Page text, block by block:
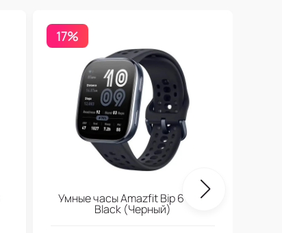
17%
Умные часы Amazfit Bip 6 Soft
Black (Черный)